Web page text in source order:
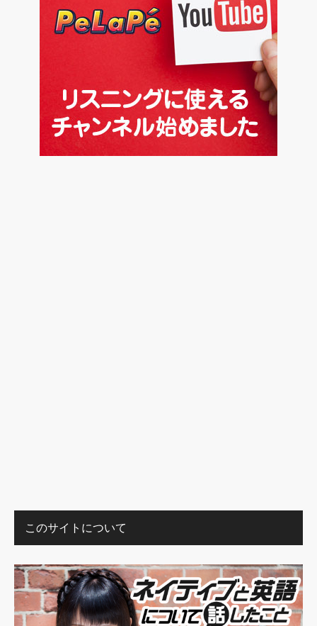
このサイトについて